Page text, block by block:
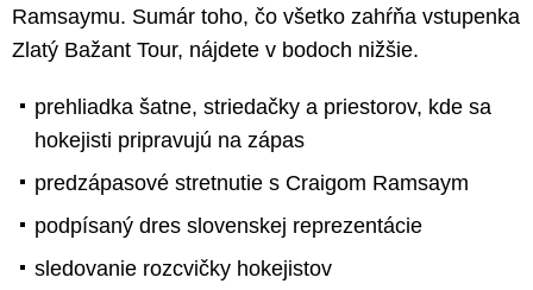
Ramsaymu. Sumár toho, čo všetko zahŕňa vstupenka
Zlatý Bažant Tour, nájdete v bodoch nižšie.
prehliadka šatne, striedačky a priestorov, kde sa
hokejisti pripravujú na zápas
predzápasové stretnutie s Craigom Ramsaym
podpísaný dres slovenskej reprezentácie
sledovanie rozcvičky hokejistov